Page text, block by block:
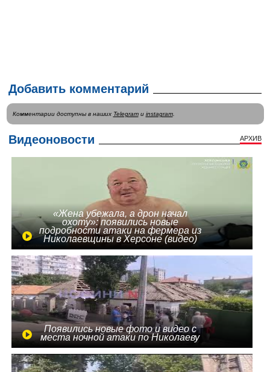
Добавить комментарий
Комментарии доступны в наших Telegramи instagram.
Видеоновости АРХИВ
«Жена убежала, а дрон начал
охоту»: появились новые
подробности атаки на фермера из
Николаевщины в Херсоне (видео)
Появились новые фото и видео с
места ночной атаки по Николаеву